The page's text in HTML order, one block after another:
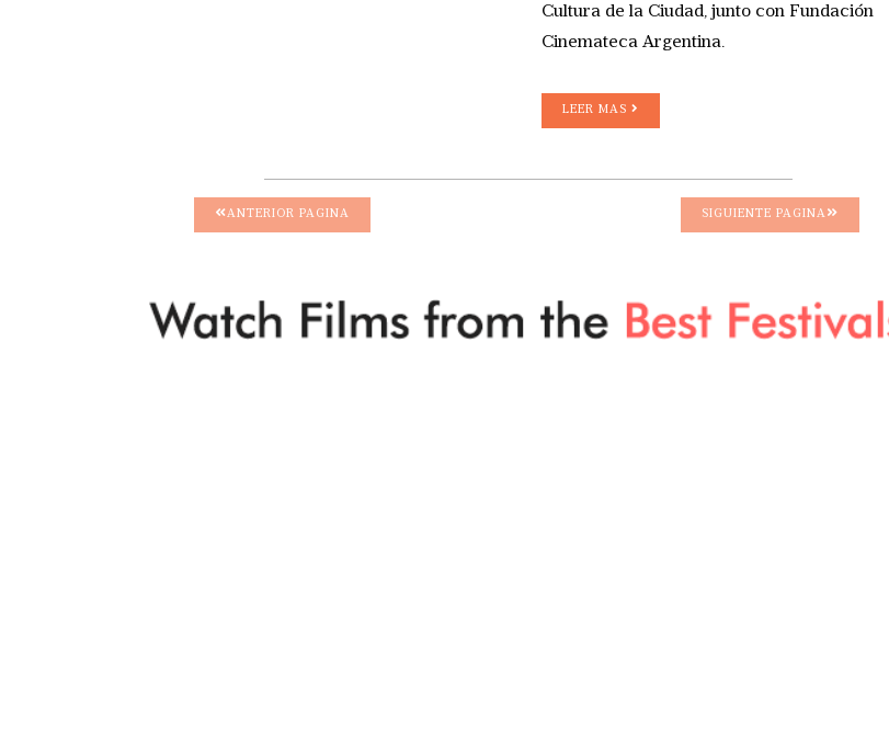
Cultura de la Ciudad, junto con Fundación
Cinemateca Argentina.
LEER MAS
ANTERIOR PAGINA SIGUIENTE PAGINA